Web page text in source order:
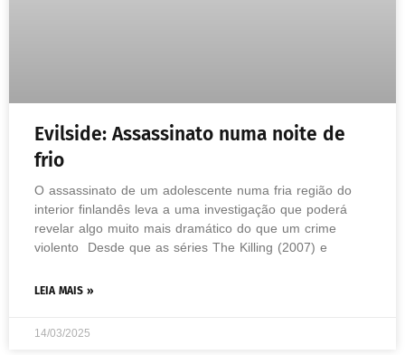
Evilside: Assassinato numa noite de
frio
O assassinato de um adolescente numa fria região do
interior finlandês leva a uma investigação que poderá
revelar algo muito mais dramático do que um crime
violento Desde que as séries The Killing (2007) e
LEIA MAIS »
14/03/2025